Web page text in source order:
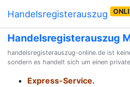
Handelsregisterauszug
Handelsregisterauszug
handelsregisterauszug-online.de ist
sondern es handelt sich um einen
Express-Service.